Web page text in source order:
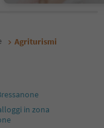
Agriturismi
in zona